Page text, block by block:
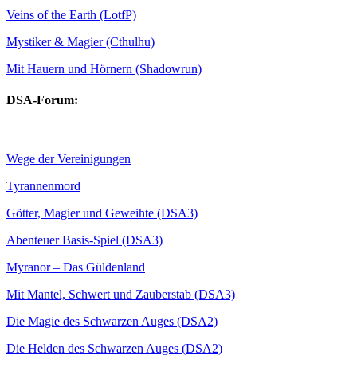
Veins of the Earth (LotfP)
Mystiker & Magier (Cthulhu)
Mit Hauern und Hörnern (Shadowrun)
DSA-Forum:
Wege der Vereinigungen
Tyrannenmord
Götter, Magier und Geweihte (DSA3)
Abenteuer Basis-Spiel (DSA3)
Myranor – Das Güldenland
Mit Mantel, Schwert und Zauberstab (DSA3)
Die Magie des Schwarzen Auges (DSA2)
Die Helden des Schwarzen Auges (DSA2)